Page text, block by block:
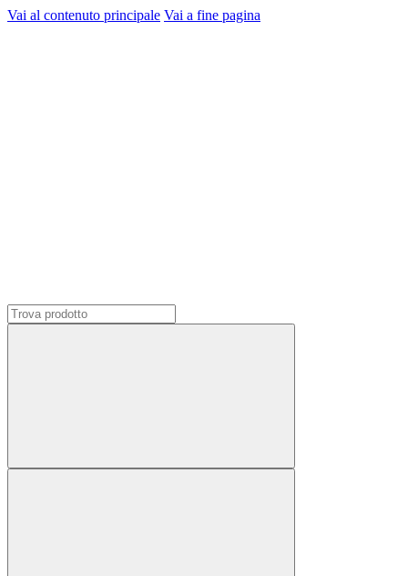
Vai al contenuto principale Vai a fine pagina